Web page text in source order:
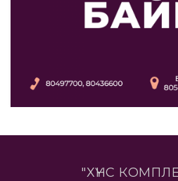
"ХҮНС